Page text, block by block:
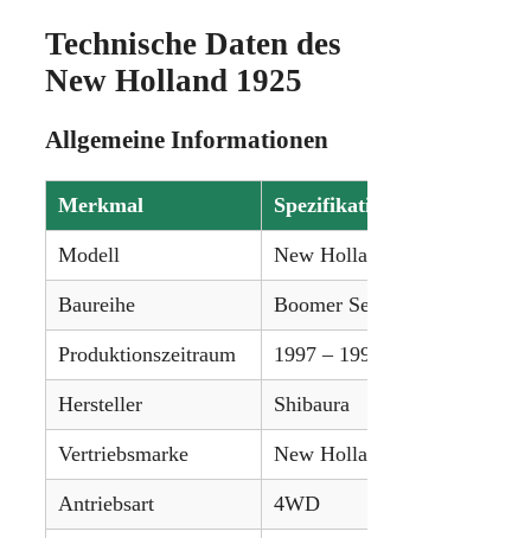
Technische Daten des
New Holland 1925
Allgemeine Informationen
Merkmal Spezifikation
Modell New Holland 1925
Baureihe Boomer Series
Produktionszeitraum 1997 – 1999
Hersteller Shibaura
Vertriebsmarke New Holland
Antriebsart 4WD